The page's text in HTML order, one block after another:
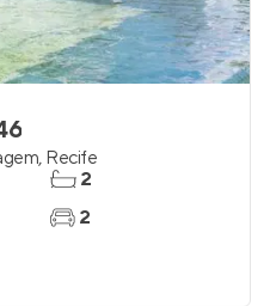
, Recife
2
2